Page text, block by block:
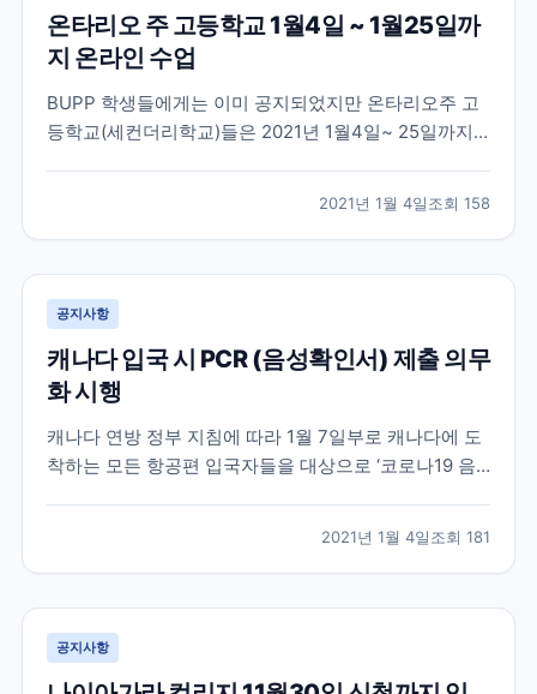
온타리오 주 고등학교 1월4일 ~ 1월25일까
지 온라인 수업
BUPP 학생들에게는 이미 공지되었지만 온타리오주 고
등학교(세컨더리학교)들은 2021년 1월4일~ 25일까지
2021년 1월 4일조회 158
공지사항
캐나다 입국 시 PCR (음성확인서) 제출 의무
화 시행
캐나다 연방 정부 지침에 따라 1월 7일부로 캐나다에 도
착하는 모든 항공편 입국자들을 대상으로 ‘코로나19 음
입국자는 출국 국가에서 출국 72시간 이내(3일) COVID-
19 (PCR) 검사를 받고 영문 음성...
2021년 1월 4일조회 181
공지사항